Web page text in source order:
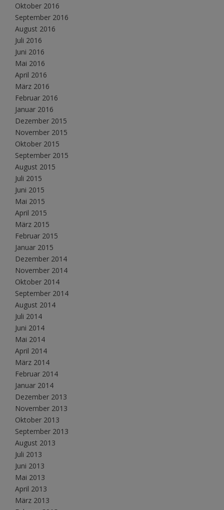
Oktober 2016
September 2016
August 2016
Juli 2016
Juni 2016
Mai 2016
April 2016
März 2016
Februar 2016
Januar 2016
Dezember 2015
November 2015
Oktober 2015
September 2015
August 2015
Juli 2015
Juni 2015
Mai 2015
April 2015
März 2015
Februar 2015
Januar 2015
Dezember 2014
November 2014
Oktober 2014
September 2014
August 2014
Juli 2014
Juni 2014
Mai 2014
April 2014
März 2014
Februar 2014
Januar 2014
Dezember 2013
November 2013
Oktober 2013
September 2013
August 2013
Juli 2013
Juni 2013
Mai 2013
April 2013
März 2013